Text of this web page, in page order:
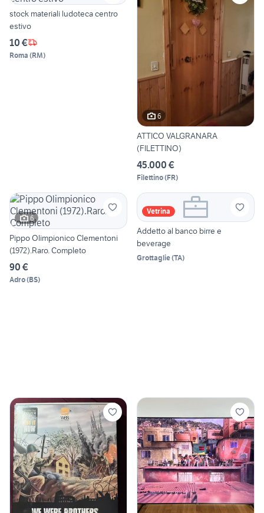
stock materiali ludoteca centro
estivo
10 €
Roma (RM)
6
ATTICO VALGRANARA
(FILETTINO)
45.000 €
Filettino(FR)
6
Pippo Olimpionico Clementoni
(1972).Raro. Completo
90 €
Adro(BS)
Vetrina
Addetto al banco birre e
beverage
Grottaglie(TA)